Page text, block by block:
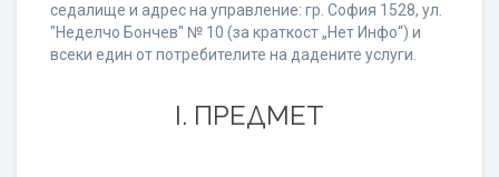
седалище и адрес на управление: гр. София 1528, ул.
"Неделчо Бончев" № 10 (за краткост „Нет Инфо“) и
всеки един от потребителите на дадените услуги.
І. ПРЕДМЕТ